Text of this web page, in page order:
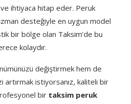
ihtiyaca hitap eder. Peruk
desteğiyle en uygun model
bir bölge olan Taksim’de bu
kolaydır.
değiştirmek hem de
artırmak istiyorsanız, kaliteli bir
bir taksim peruk